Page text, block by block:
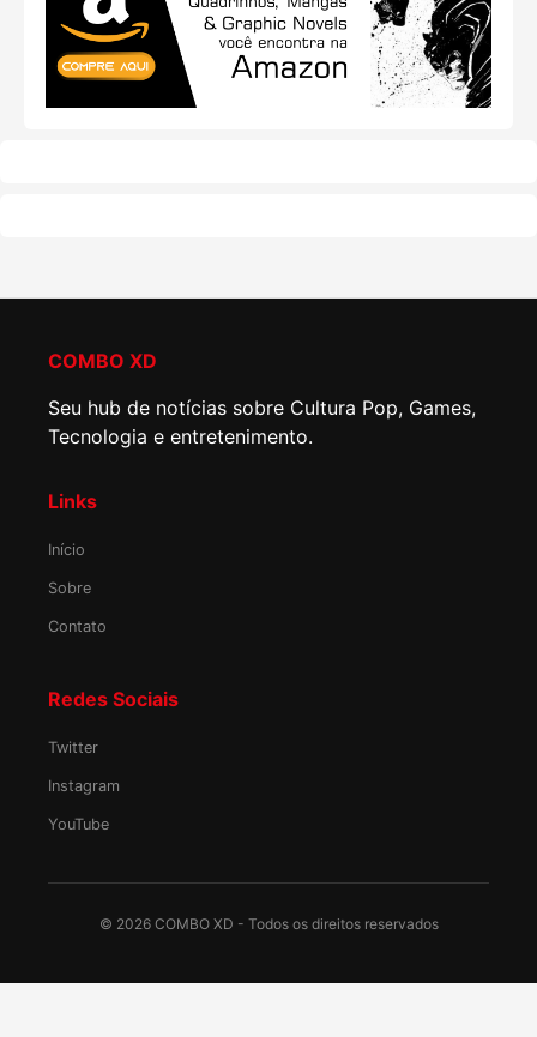
COMBO XD
Seu hub de notícias sobre Cultura Pop, Games,
Tecnologia e entretenimento.
Links
Início
Sobre
Contato
Redes Sociais
Twitter
Instagram
YouTube
© 2026COMBO XD - Todos os direitos reservados